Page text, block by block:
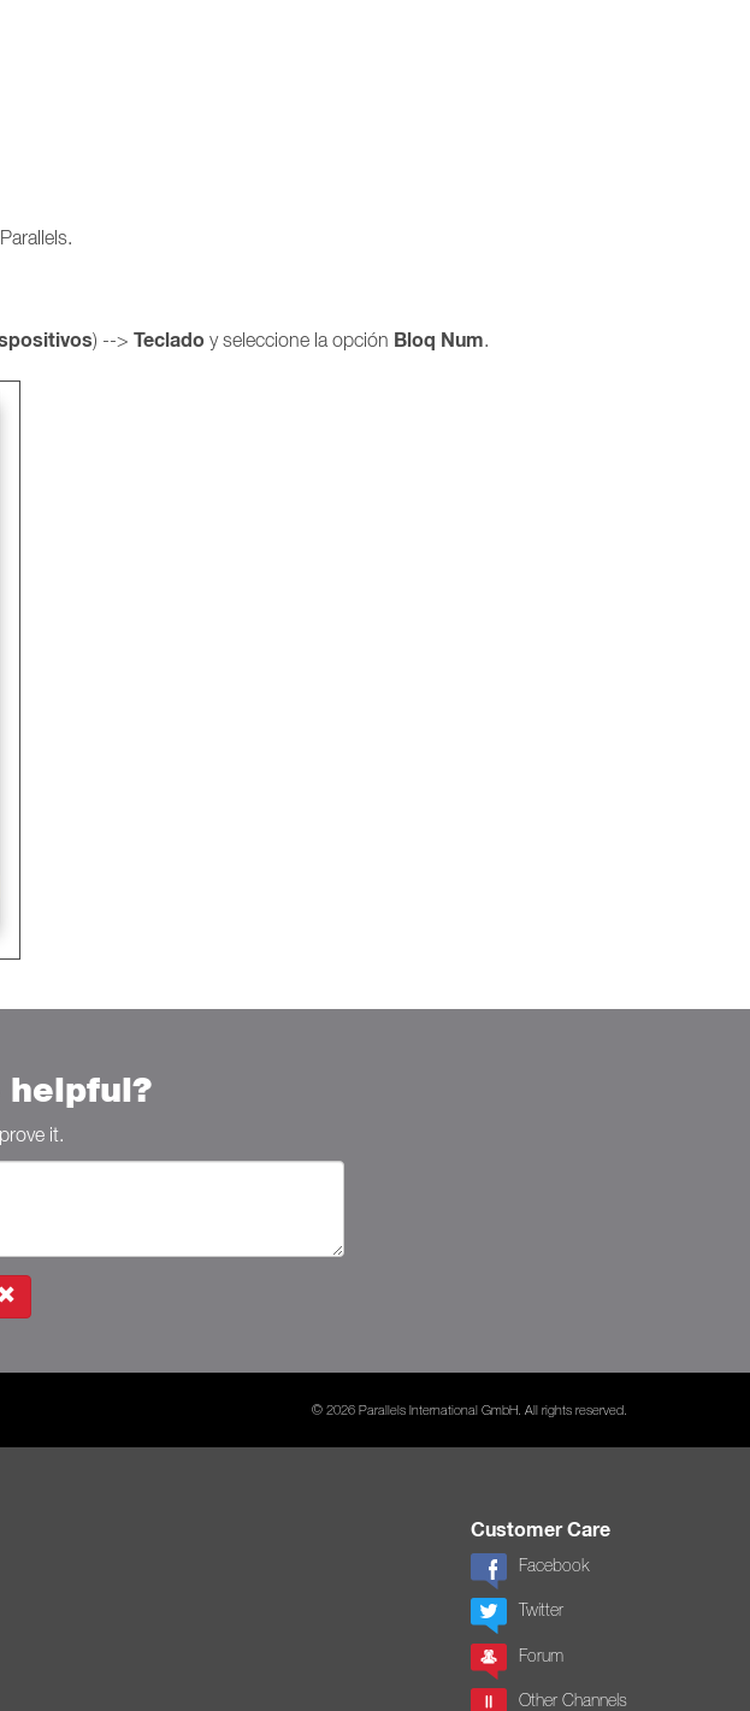
) --> Teclado y seleccione la opción Bloq Num.
helpful?
it.
© 2026 Parallels International GmbH. All rights reserved.
Customer Care
Facebook
Twitter
Forum
Other Channels